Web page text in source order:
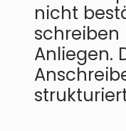
nicht
Anliegen.